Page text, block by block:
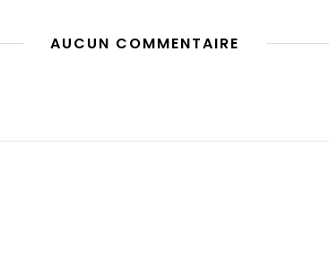
AUCUN COMMENTAIRE